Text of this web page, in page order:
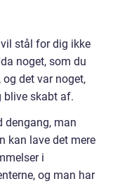
stål for dig ikke
noget, som du
det var noget,
blive skabt af.
dengang, man
kan lave det mere
i
og man har